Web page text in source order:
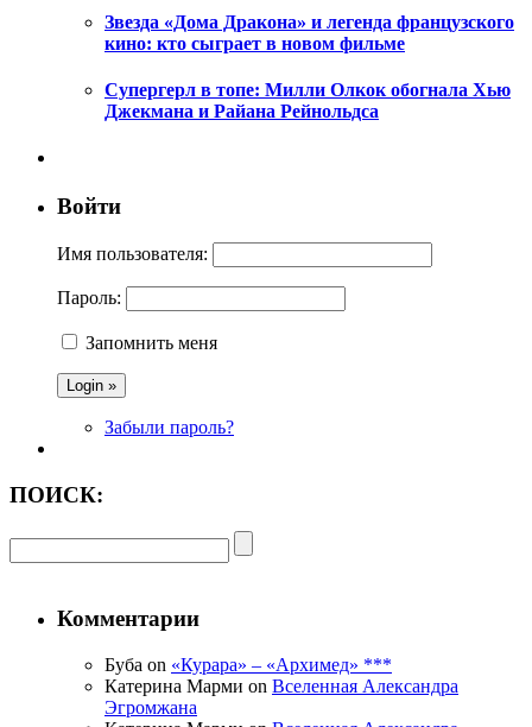
Звезда «Дома Дракона» и легенда французского
кино: кто сыграет в новом фильме
Супергерл в топе: Милли Олкок обогнала Хью
Джекмана и Райана Рейнольдса
Войти
Имя пользователя:
Пароль:
Запомнить меня
Забыли пароль?
ПОИСК:
Комментарии
Буба on «Курара» – «Архимед» ***
Катерина Марми on Вселенная Александра
Эгромжана